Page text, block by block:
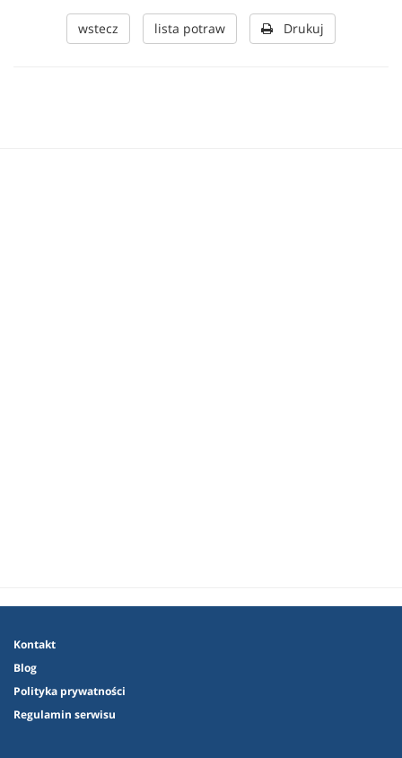
wstecz lista potraw Drukuj
Kontakt
Blog
Polityka prywatności
Regulamin serwisu